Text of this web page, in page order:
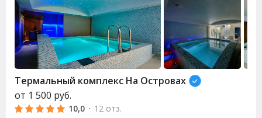
Термальный комплекс На Островах
от 1 500 руб.
10,0 · 12 отз.